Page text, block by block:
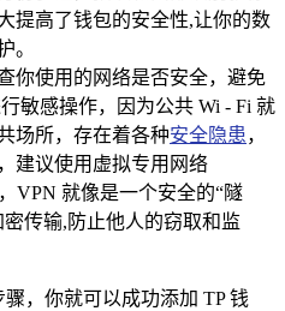
提高了钱包的安全性,让你的数
。
你使用的网络是否安全，避免
敏感操作，因为公共 Wi - Fi 就
场所，存在着各种安全隐患，
建议使用虚拟专用网络
VPN 就像是一个安全的“隧
传输,防止他人的窃取和监
，你就可以成功添加 TP 钱